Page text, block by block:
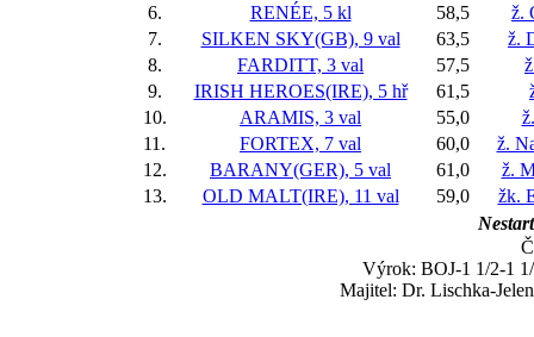
6.
RENÉE, 5 kl 58,5
ž.
7.
SILKEN SKY(GB), 9 val 63,5
ž.
8.
FARDITT, 3 val 57,5
9.
IRISH HEROES(IRE), 5 hř 61,5
10.
ARAMIS, 3 val 55,0
11.
FORTEX, 7 val 60,0
ž.
12.
BARANY(GER), 5 val 61,0
ž.
13.
OLD MALT(IRE), 11 val 59,0
žk.
Výrok: BOJ-1 1/2-1
Majitel: Dr. Lischka-